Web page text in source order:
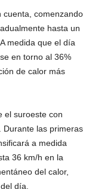
cuenta, comenzando
hasta un
medida que el día
en torno al 36%
de calor más
el suroeste con
Durante las primeras
a medida
36 km/h en la
del calor,
día.